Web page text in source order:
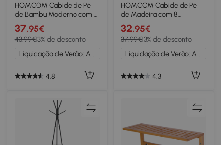
HOMCOM Cabide de Pé
de Bambu Moderno com 8
Ganchos para Roupas
Bolsas Ø37,8x175,6 cm
Madeira e Branco
37,95€
43,99€13% de desconto
Liquidação de Verão: Até -20%
4.8
HOMCOM Cabide de Pé
de Madeira com 8
Ganchos para Pendurar
Roupa e Bolsas para
Corredor Entrada
40x40x165 cm Branco
32,95€
37,99€13% de desconto
Liquidação de Verão: Até -20%
4.3